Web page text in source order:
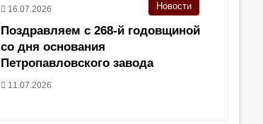
16.07.2026 Новости
Поздравляем с 268-й годовщиной
со дня основания
Петропавловского завода
11.07.2026